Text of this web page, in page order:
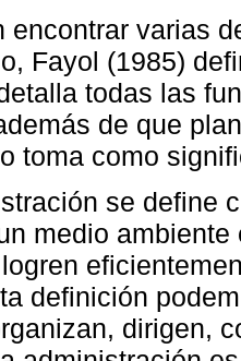
encontrar varias
Fayol (1985)
todas las
de que
toma como
se define
medio
definición
dirigen,